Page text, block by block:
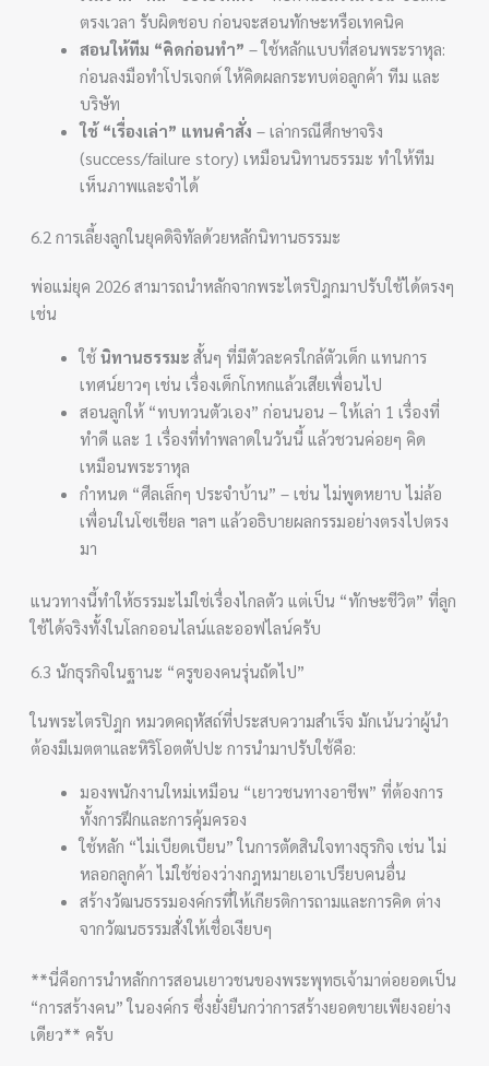
ตรงเวลา รับผิดชอบ ก่อนจะสอนทักษะหรือเทคนิค
สอนให้ทีม “คิดก่อนทำ” – ใช้หลักแบบที่สอนพระราหุล:
ก่อนลงมือทำโปรเจกต์ ให้คิดผลกระทบต่อลูกค้า ทีม และ
บริษัท
ใช้ “เรื่องเล่า” แทนคำสั่ง – เล่ากรณีศึกษาจริง
(success/failure story) เหมือนนิทานธรรมะ ทำให้ทีม
เห็นภาพและจำได้
6.2 การเลี้ยงลูกในยุคดิจิทัลด้วยหลักนิทานธรรมะ
พ่อแม่ยุค 2026 สามารถนำหลักจากพระไตรปิฎกมาปรับใช้ได้ตรงๆ
เช่น
ใช้นิทานธรรมะ สั้นๆ ที่มีตัวละครใกล้ตัวเด็ก แทนการ
เทศน์ยาวๆ เช่น เรื่องเด็กโกหกแล้วเสียเพื่อนไป
สอนลูกให้ “ทบทวนตัวเอง” ก่อนนอน – ให้เล่า 1 เรื่องที่
ทำดี และ 1 เรื่องที่ทำพลาดในวันนี้ แล้วชวนค่อยๆ คิด
เหมือนพระราหุล
กำหนด “ศีลเล็กๆ ประจำบ้าน” – เช่น ไม่พูดหยาบ ไม่ล้อ
เพื่อนในโซเชียล ฯลฯ แล้วอธิบายผลกรรมอย่างตรงไปตรง
มา
แนวทางนี้ทำให้ธรรมะไม่ใช่เรื่องไกลตัว แต่เป็น “ทักษะชีวิต” ที่ลูก
ใช้ได้จริงทั้งในโลกออนไลน์และออฟไลน์ครับ
6.3 นักธุรกิจในฐานะ “ครูของคนรุ่นถัดไป”
ในพระไตรปิฎก หมวดคฤหัสถ์ที่ประสบความสำเร็จ มักเน้นว่าผู้นำ
ต้องมีเมตตาและหิริโอตตัปปะ การนำมาปรับใช้คือ:
มองพนักงานใหม่เหมือน “เยาวชนทางอาชีพ” ที่ต้องการ
ทั้งการฝึกและการคุ้มครอง
ใช้หลัก “ไม่เบียดเบียน” ในการตัดสินใจทางธุรกิจ เช่น ไม่
หลอกลูกค้า ไม่ใช้ช่องว่างกฎหมายเอาเปรียบคนอื่น
สร้างวัฒนธรรมองค์กรที่ให้เกียรติการถามและการคิด ต่าง
จากวัฒนธรรมสั่งให้เชื่อเงียบๆ
**นี่คือการนำหลักการสอนเยาวชนของพระพุทธเจ้ามาต่อยอดเป็น
“การสร้างคน” ในองค์กร ซึ่งยั่งยืนกว่าการสร้างยอดขายเพียงอย่าง
เดียว** ครับ